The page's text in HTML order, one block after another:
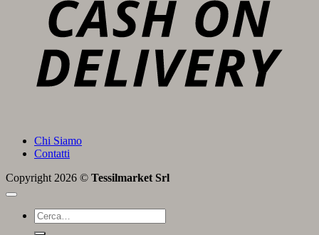
Chi Siamo
Contatti
Copyright 2026 © Tessilmarket Srl
Cerca: